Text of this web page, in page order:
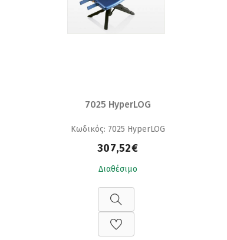
7025 HyperLOG
Κωδικός: 7025 HyperLOG
307,52€
Διαθέσιμο